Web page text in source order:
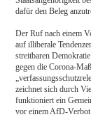
dafür den Beleg
Der Ruf nach einem
auf illiberale
streitbaren
gegen die Corona-
zeichnet sich durch
funktioniert ein
vor einem AfD-